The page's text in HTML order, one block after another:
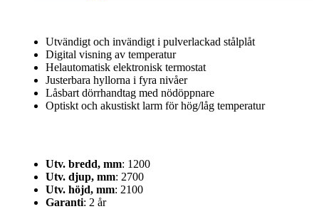
Utvändigt och invändigt i pulverlackad stålplåt
Digital visning av temperatur
Helautomatisk elektronisk termostat
Justerbara hyllorna i fyra nivåer
Låsbart dörrhandtag med nödöppnare
Optiskt och akustiskt larm för hög/låg temperatur
Utv. bredd, mm: 1200
Utv. djup, mm: 2700
Utv. höjd, mm: 2100
Garanti: 2 år